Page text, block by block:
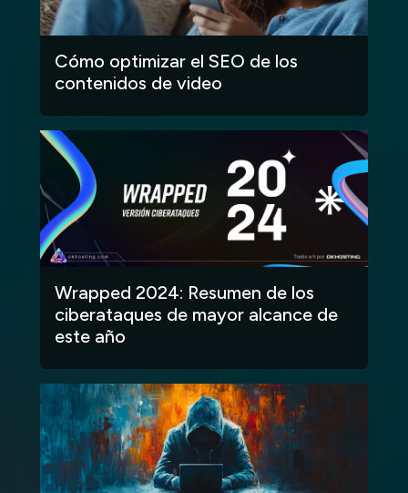
Cómo optimizar el SEO de los
contenidos de video
Wrapped 2024: Resumen de los
ciberataques de mayor alcance de
este año